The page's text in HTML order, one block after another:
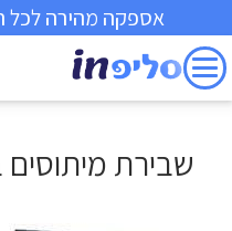
אספקה מהירה לכל הארץ >> 30
שבירת מיתוסים